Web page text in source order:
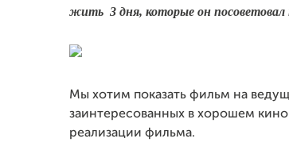
жить 3 дня, которые он
Мы хотим показать фильм на
заинтересованных в хорошем
реализации фильма.